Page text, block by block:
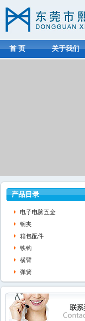
首 页 关于我们
产品目录
电子电脑五金
钢夹
箱包配件
铁钩
横臂
弹簧